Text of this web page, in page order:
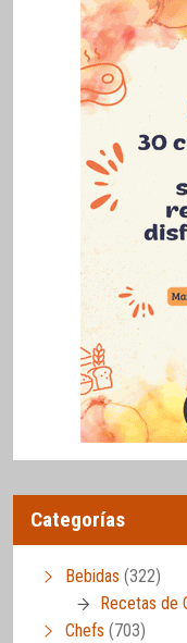
Categorías
Bebidas (322)
Recetas de
Chefs (703)